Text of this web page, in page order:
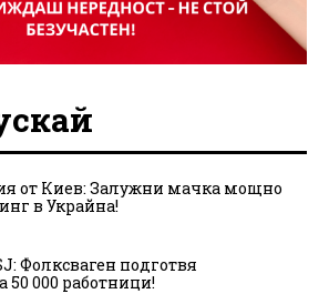
от Киев: Залужни мачка мощно
в Украйна!
Фолксваген подготвя
50 000 работници!